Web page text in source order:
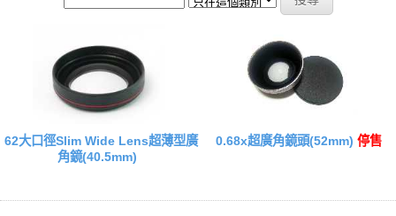
62大口徑Slim Wide Lens超薄型廣
角鏡(40.5mm)
0.68x超廣角鏡頭(52mm) 停售